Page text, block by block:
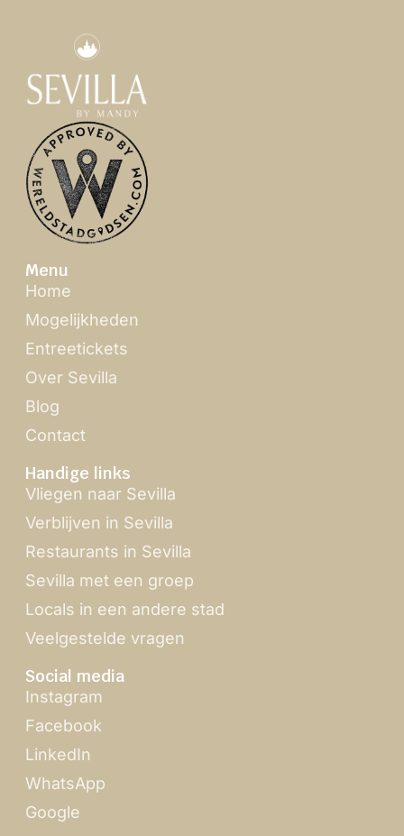
Menu
Home
Mogelijkheden
Entreetickets
Over Sevilla
Blog
Contact
Handige links
Vliegen naar Sevilla
Verblijven in Sevilla
Restaurants in Sevilla
Sevilla met een groep
Locals in een andere stad
Veelgestelde vragen
Social media
Instagram
Facebook
LinkedIn
WhatsApp
Google